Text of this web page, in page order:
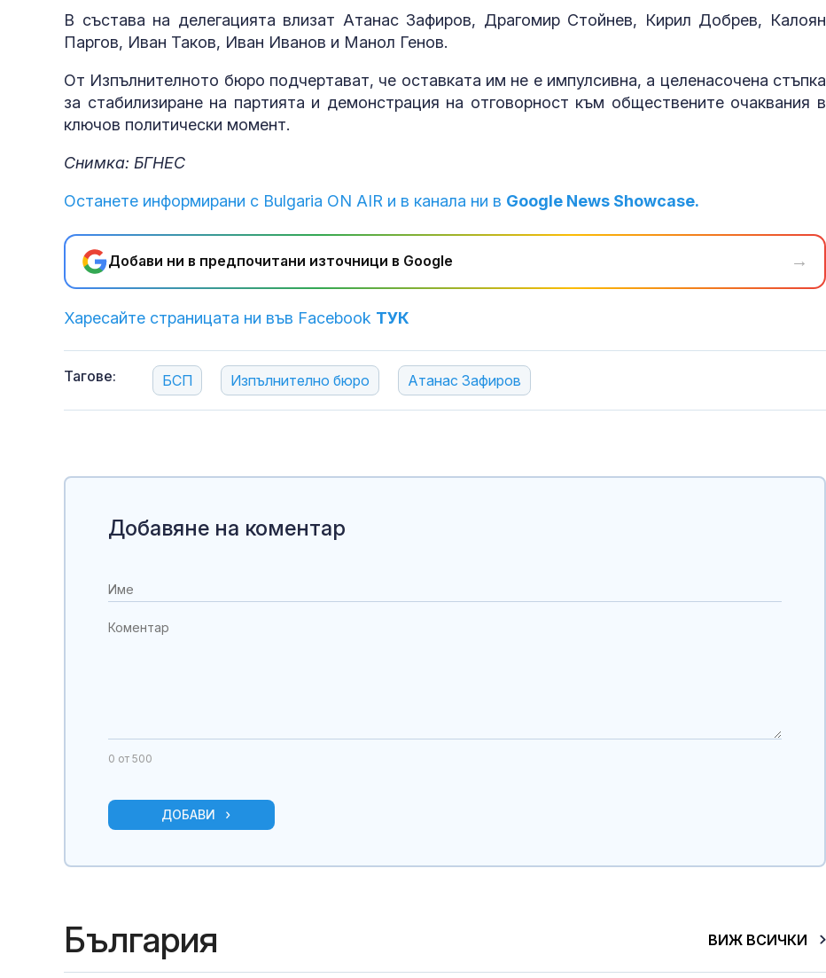
В състава на делегацията влизат Атанас Зафиров, Драгомир Стойнев, Кирил Добрев, Калоян
Паргов, Иван Таков, Иван Иванов и Манол Генов.
От Изпълнителното бюро подчертават, че оставката им не е импулсивна, а целенасочена стъпка
за стабилизиране на партията и демонстрация на отговорност към обществените очаквания в
ключов политически момент.
Снимка: БГНЕС
Останете информирани с Bulgaria ON AIR и в канала ни в Google News Showcase.
Добави ни в предпочитани източници в Google →
Харесайте страницата ни във Facebook ТУК
Тагове: БСП Изпълнително бюро Атанас Зафиров
тях
даде 5 000 евро на
телефонни измамници
бебе“ са против
прехвърлянето на
Добавяне на коментар
0 от 500
ДОБАВИ
България ВИЖ ВСИЧКИ